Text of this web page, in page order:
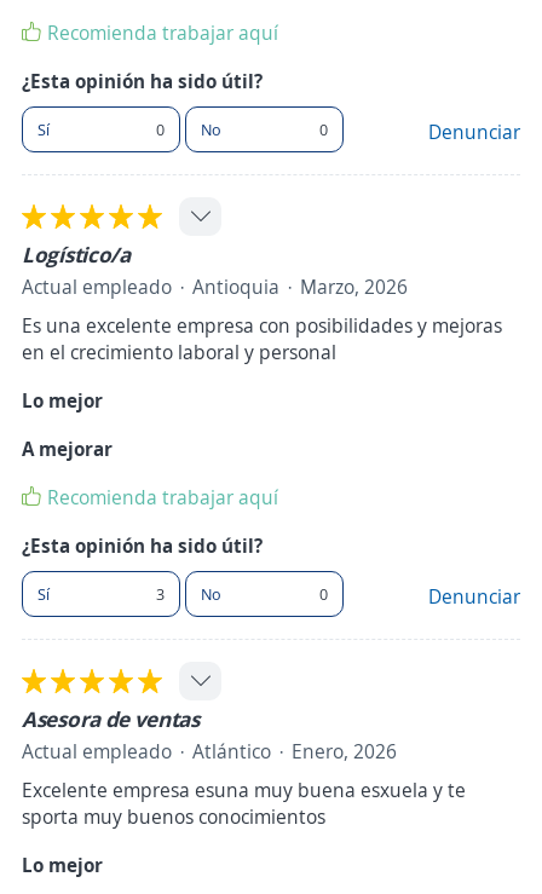
Recomienda trabajar aquí
¿Esta opinión ha sido útil?
Sí 0 No 0 Denunciar
Logístico/a
Actual empleado Antioquia
Marzo, 2026
Es una excelente empresa con posibilidades y mejoras
en el crecimiento laboral y personal
Lo mejor
A mejorar
Recomienda trabajar aquí
¿Esta opinión ha sido útil?
Sí 3 No 0 Denunciar
Asesora de ventas
Actual empleado Atlántico
Enero, 2026
Excelente empresa esuna muy buena esxuela y te
sporta muy buenos conocimientos
Lo mejor